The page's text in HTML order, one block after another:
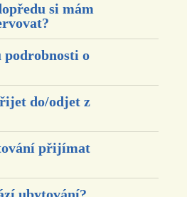
si mám
podrobnosti o
do/odjet z
přijímat